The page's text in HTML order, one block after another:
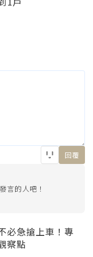
回覆
言的人吧！
必急搶上車！專
察點